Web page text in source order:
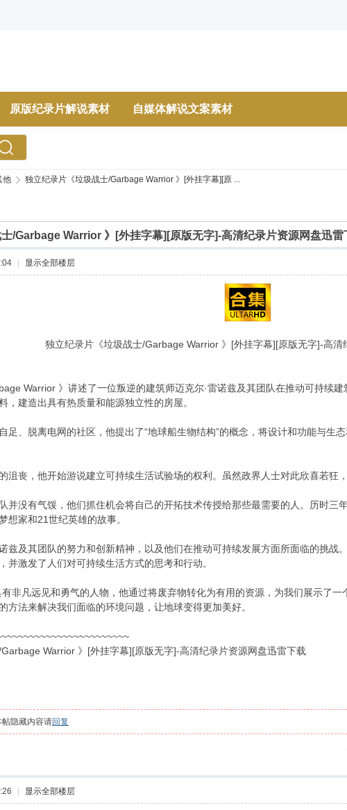
原版纪录片解说素材 自媒体解说文案素材
他
›
独立纪录片《垃圾战士/Garbage Warrior 》[外挂字幕][原 ...
/Garbage Warrior 》[外挂字幕][原版无字]-高清纪录片资源网盘迅雷
显示全部楼层
独立纪录片《垃圾战士/Garbage Warrior 》[外挂字幕][原版无字]-高清
Warrior 》讲述了一位叛逆的建筑师迈克尔·雷诺兹及其团队在推动可持续
，建造出具有热质量和能源独立性的房屋。
足、脱离电网的社区，他提出了“地球船生物结构”的概念，将设计和功能与生
沮丧，他开始游说建立可持续生活试验场的权利。虽然政界人士对此欣喜若狂
并没有气馁，他们抓住机会将自己的开拓技术传授给那些最需要的人。历时三
想家和21世纪英雄的故事。
兹及其团队的努力和创新精神，以及他们在推动可持续发展方面所面临的挑
并激发了人们对可持续生活方式的思考和行动。
非凡远见和勇气的人物，他通过将废弃物转化为有用的资源，为我们展示了
方法来解决我们面临的环境问题，让地球变得更加美好。
Warrior 》[外挂字幕][原版无字]-高清纪录片资源网盘迅雷下载
隐藏内容请回复
显示全部楼层